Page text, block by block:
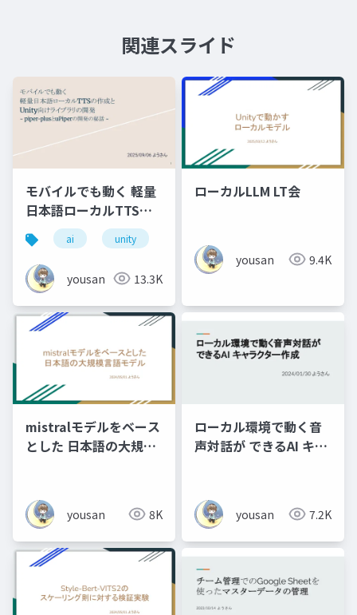
関連スライド
モバイルでも動く 軽量
日本語ローカルTTSの
作成と Unity向けライ
ブラリの開発 ~ piper-
plusとuPiperの開発の
秘話 ~
ai unity
yousan 13.3K
ローカルLLM LT会
yousan 9.4K
mistralモデルをベース
とした 日本語の大規模
yousan 8K
ローカル環境で動く音
声対話が できるAI キャ
yousan 7.2K